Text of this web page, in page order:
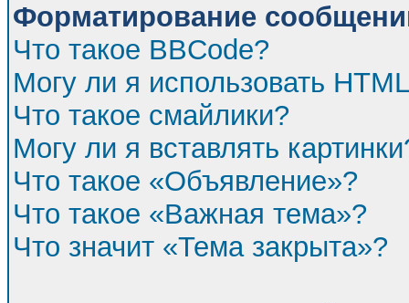
Форматирование
Что такое BBCode?
Могу ли я использовать
Что такое смайлики?
Могу ли я вставлять
Что такое «Объявление»?
Что такое «Важная тема»?
Что значит «Тема закрыта»?